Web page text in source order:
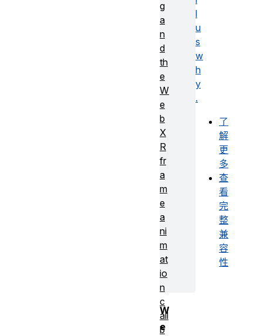
l
u
s
w
h
y
.
了
解
更
多
查
看
完
整
兼
容
性
W
e
g
a
n
d
th
e
W
e
b
X
R
fr
a
m
e
a
ni
m
at
io
n
c
all
b